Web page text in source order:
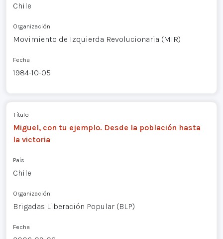
Chile
Organización
Movimiento de Izquierda Revolucionaria (MIR)
Fecha
1984-10-05
Título
Miguel, con tu ejemplo. Desde la población hasta
la victoria
País
Chile
Organización
Brigadas Liberación Popular (BLP)
Fecha